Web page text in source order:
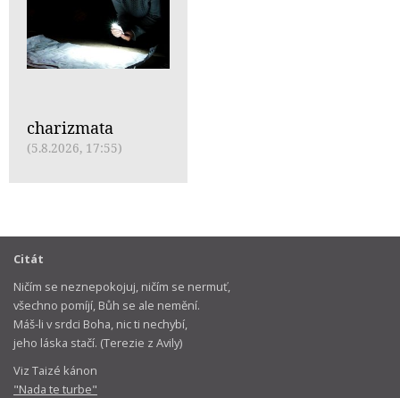
charizmata
(5.8.2026, 17:55)
Citát
Ničím se neznepokojuj, ničím se nermuť,
všechno pomíjí, Bůh se ale nemění.
Máš-li v srdci Boha, nic ti nechybí,
jeho láska stačí. (Terezie z Avily)
Viz Taizé kánon
"Nada te turbe"